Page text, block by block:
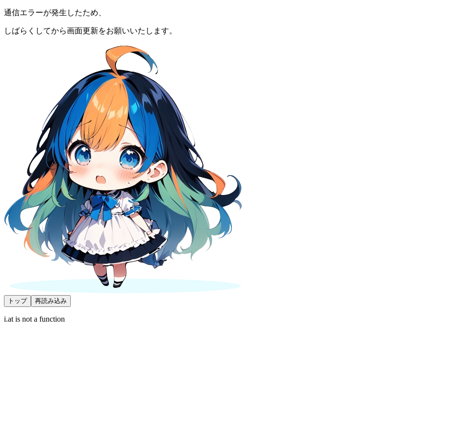
通信エラーが発生したため、
しばらくしてから画面更新をお願いいたします。
トップ 再読み込み
i.at is not a function